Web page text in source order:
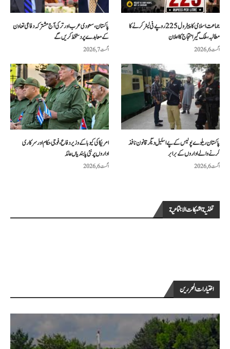
پاکستان، سعودی عرب اور ترکی آج مشترکہ دفاعی تعاون
کے معاہدے پر دستخط کریں گے
اگست 7, 2026
جماعت اسلامی کا پیٹرول 225 روپے فی لیٹر کرنے کا
مطالبہ، ملک گیر احتجاج کا اعلان
اگست 6, 2026
امریکا کی کیوبا کے وزیر دفاع، فوجی حکام اور سرکاری
اداروں پر نئی پابندیاں عائد
اگست 6, 2026
پاکستان ریلوے پولیس کے پے اسکیل دیگر قانون نافذ
کرنے والے اداروں کے برابر
اگست 6, 2026
تغذية الشبكات الاجتماعية
اختيارات المحررين